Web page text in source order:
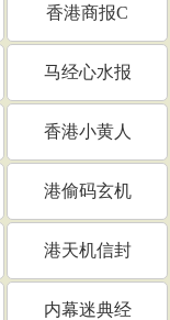
香港商报C
马经心水报
香港小黄人
港偷码玄机
港天机信封
内幕迷典经